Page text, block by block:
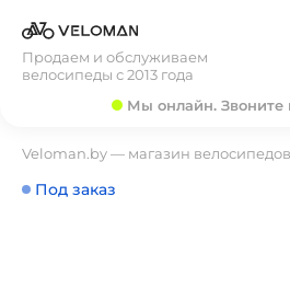
Продаем и обслуживаем
велосипеды с 2013 года
Мы онлайн. Звоните
Veloman.by — магазин
Под заказ